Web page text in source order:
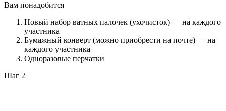
Вам понадобится
Новый набор ватных палочек (ухочисток) — на каждого
участника
Бумажный конверт (можно приобрести на почте) — на
каждого участника
Одноразовые перчатки
Шаг 2